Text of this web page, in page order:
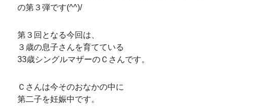
の第３弾です(^^)/
第３回となる今回は、
３歳の息子さんを育てている
33歳シングルマザーのＣさんです。
Ｃさんは今そのおなかの中に
第二子を妊娠中です。